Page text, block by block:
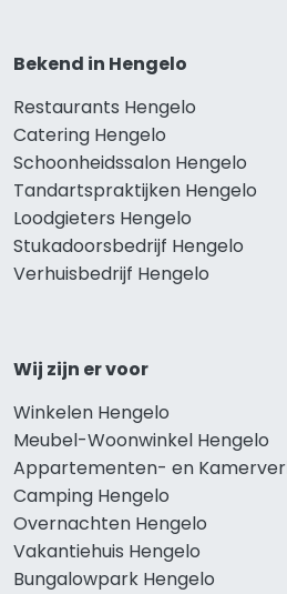
Bekend in Hengelo
Restaurants Hengelo
Catering Hengelo
Schoonheidssalon Hengelo
Tandartspraktijken Hengelo
Loodgieters Hengelo
Stukadoorsbedrijf Hengelo
Verhuisbedrijf Hengelo
Wij zijn er voor
Winkelen Hengelo
Meubel-Woonwinkel Hengelo
Appartementen- en
Camping Hengelo
Overnachten Hengelo
Vakantiehuis Hengelo
Bungalowpark Hengelo